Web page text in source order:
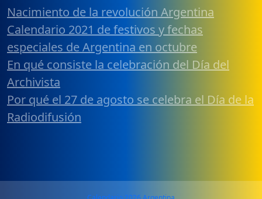
Nacimiento de la revolución Argentina
Calendario 2021 de festivos y fechas
especiales de Argentina en octubre
En qué consiste la celebración del Día del
Archivista
Por qué el 27 de agosto se celebra el Día de la
Radiodifusión